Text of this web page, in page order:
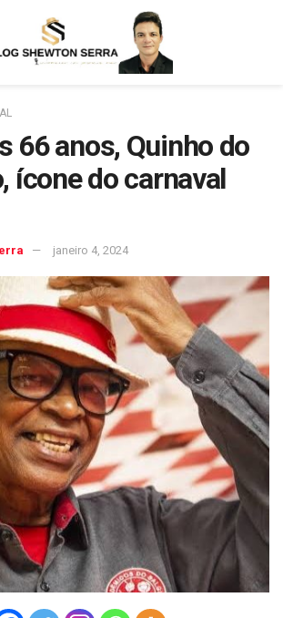
66 anos, Quinho do
ícone do carnaval
janeiro 4, 2024